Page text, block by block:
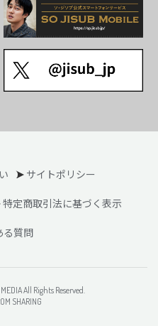
サイトポリシー
特定商取引法に基づく表示
る質問
All Rights Reserved.
SHARING